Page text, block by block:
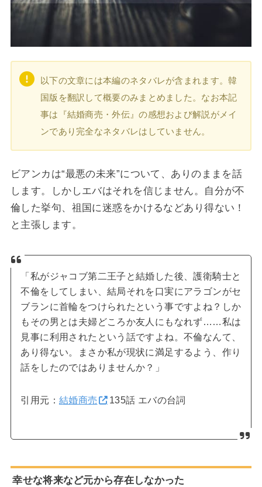
以下の文章には本編のネタバレが含まれます。韓
国版を翻訳して概要のみまとめました。なお本記
事は『結婚商売・外伝』の感想および解説がメイ
ンであり完全なネタバレはしていません。
ビアンカは“最悪の未来”について、ありのままを話
します。しかしエバはそれを信じません。自分が不
倫した挙句、祖国に迷惑をかけるなどあり得ない！
と主張します。
「私がジャコブ第二王子と結婚した後、護衛騎士と
不倫をしてしまい、結局それを口実にアラゴンがセ
ブランに首輪をつけられたという事ですよね？しか
もその男とは夫婦どころか友人にもなれず……私は
見事に利用されたという話ですよね。不倫なんて、
あり得ない。まさか私が現状に満足するよう、作り
話をしたのではありませんか？」
引用元： 結婚商売 135話 エバの台詞
幸せな将来など元から存在しなかった